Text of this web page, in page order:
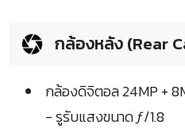
กล้องหลัง (Rear
กล้องดิจิตอล 24MP +
- รูรับแสงขนาด ƒ/1.8